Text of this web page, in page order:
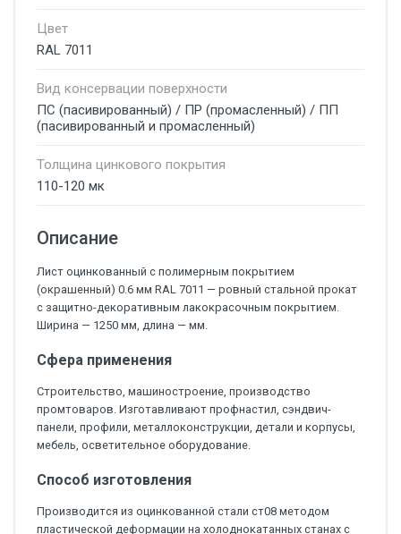
Цвет
RAL 7011
Вид консервации поверхности
ПС (пасивированный) / ПР (промасленный) / ПП
(пасивированный и промасленный)
Толщина цинкового покрытия
110-120 мк
Описание
Лист оцинкованный с полимерным покрытием
(окрашенный) 0.6 мм RAL 7011 — ровный стальной прокат
с защитно-декоративным лакокрасочным покрытием.
Ширина — 1250 мм, длина — мм.
Сфера применения
Строительство, машиностроение, производство
промтоваров. Изготавливают профнастил, сэндвич-
панели, профили, металлоконструкции, детали и корпусы,
мебель, осветительное оборудование.
Способ изготовления
Производится из оцинкованной стали ст08 методом
пластической деформации на холоднокатанных станах с